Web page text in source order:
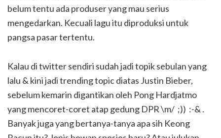
belum tentu ada produser yang mau serius
mengedarkan. Kecuali lagu itu diproduksi untuk
pangsa pasar tertentu.
Kalau di twitter sendiri sudah jadi topik sebulan yang
lalu & kini jadi trending topic diatas Justin Bieber,
sebelum kemarin digantikan oleh Pong Hardjatmo
yang mencoret-coret atap gedung DPR \m/ ;)) :-& .
Banyak juga yang bertanya-tanya apa sih Keong